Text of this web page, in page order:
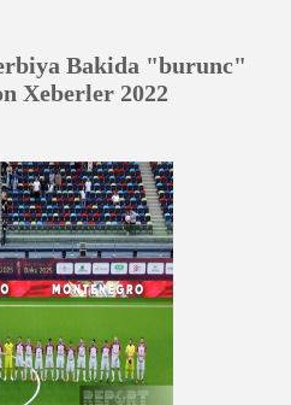
Bakida "burunc"
Xeberler 2022